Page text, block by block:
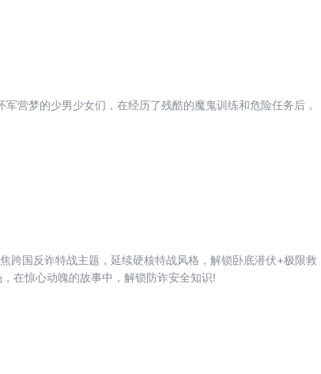
营梦的少男少女们，在经历了残酷的魔鬼训练和危险任务后，
跨国反诈特战主题，延续硬核特战风格，解锁卧底潜伏+极限救
在惊心动魄的故事中，解锁防诈安全知识!